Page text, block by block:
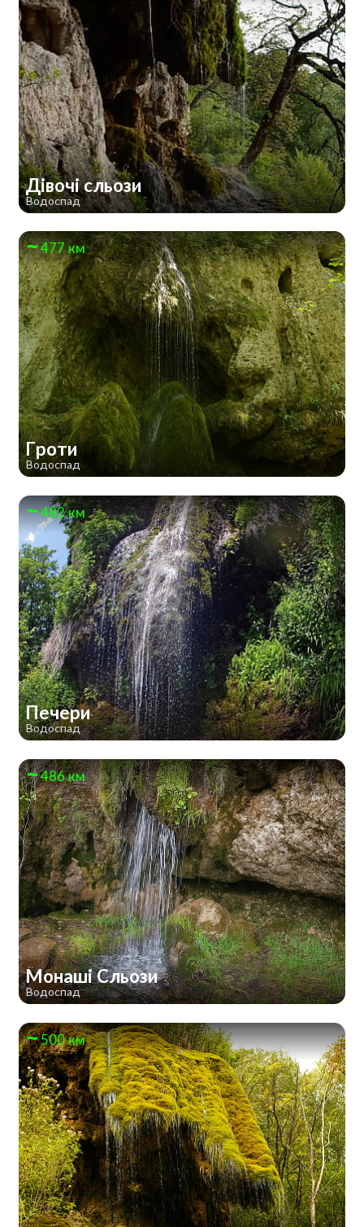
Дівочі сльози
Водоспад
477 км
Гроти
Водоспад
482 км
Печери
Водоспад
486 км
Монаші Сльози
Водоспад
500 км